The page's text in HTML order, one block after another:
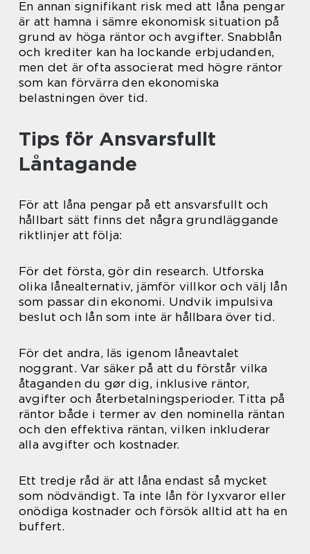
En annan signifikant risk med att låna pengar
är att hamna i sämre ekonomisk situation på
grund av höga räntor och avgifter. Snabblån
och krediter kan ha lockande erbjudanden,
men det är ofta associerat med högre räntor
som kan förvärra den ekonomiska
belastningen över tid.
Tips för Ansvarsfullt
Låntagande
För att låna pengar på ett ansvarsfullt och
hållbart sätt finns det några grundläggande
riktlinjer att följa:
För det första, gör din research. Utforska
olika lånealternativ, jämför villkor och välj lån
som passar din ekonomi. Undvik impulsiva
beslut och lån som inte är hållbara över tid.
För det andra, läs igenom låneavtalet
noggrant. Var säker på att du förstår vilka
åtaganden du gør dig, inklusive räntor,
avgifter och återbetalningsperioder. Titta på
räntor både i termer av den nominella räntan
och den effektiva räntan, vilken inkluderar
alla avgifter och kostnader.
Ett tredje råd är att låna endast så mycket
som nödvändigt. Ta inte lån för lyxvaror eller
onödiga kostnader och försök alltid att ha en
buffert.